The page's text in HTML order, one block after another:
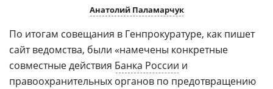
Анатолий Паламарчук
По итогам совещания в Генпрокуратуре, как пишет
сайт ведомства, были «намечены конкретные
совместные действия Банка России и
правоохранительных органов по предотвращению